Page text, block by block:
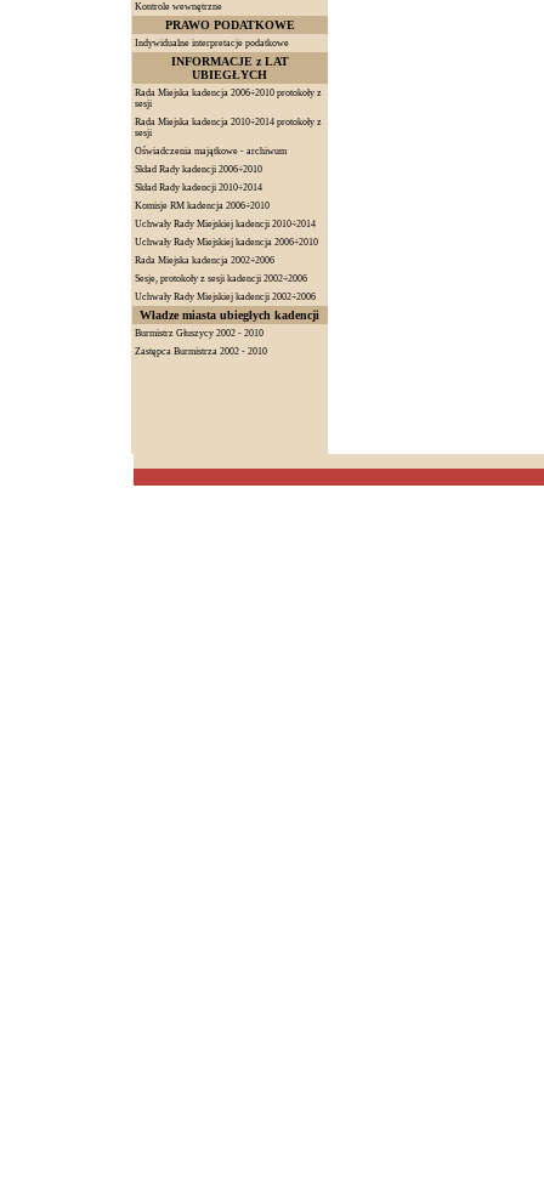
Kontrole wewnętrzne
PRAWO PODATKOWE
Indywidualne interpretacje podatkowe
INFORMACJE z LAT
UBIEGŁYCH
Rada Miejska kadencja 2006÷2010 protokoły z
sesji
Rada Miejska kadencja 2010÷2014 protokoły z
sesji
Oświadczenia majątkowe - archiwum
Skład Rady kadencji 2006÷2010
Skład Rady kadencji 2010÷2014
Komisje RM kadencja 2006÷2010
Uchwały Rady Miejskiej kadencji 2010÷2014
Uchwały Rady Miejskiej kadencja 2006÷2010
Rada Miejska kadencja 2002÷2006
Sesje, protokoły z sesji kadencji 2002÷2006
Uchwały Rady Miejskiej kadencji 2002÷2006
Władze miasta ubiegłych kadencji
Burmistrz Głuszycy 2002 - 2010
Zastępca Burmistrza 2002 - 2010